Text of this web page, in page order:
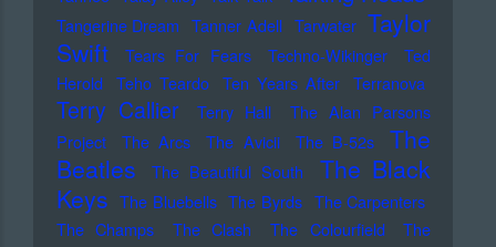
Tangerine Dream Tanner Adell Tarwater Taylor
Swift
Tears For Fears Techno-Wikinger
Ted
Herold
Teho Teardo Ten Years After Terranova
Terry Callier Terry Hall
The Alan Parsons
Project
The Arcs The Avicii The B-52s
The
Beatles
The Beautiful South
The Black
Keys The Bluebells The Byrds The Carpenters
The Champs
The Clash The Colourfield
The